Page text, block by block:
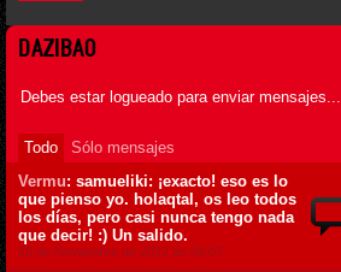
DAZIBAO
Debes estar logueado para enviar mensajes...
Todo
Sólo mensajes
Vermu: samueliki: ¡exacto! eso es lo
que pienso yo. holaqtal, os leo todos
los días, pero casi nunca tengo nada
que decir! :) Un salido.
20 de Noviembre de 2012 ás 09:07